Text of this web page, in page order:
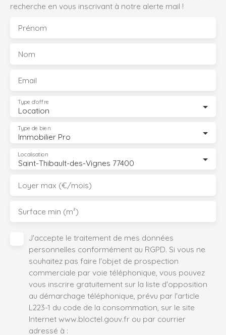
recherche en vous inscrivant à notre alerte mail !
Prénom
Nom
Email
Location
Type d'offre
Immobilier Pro
Type de bien
Saint-Thibault-des-Vignes 77400
Localisation
Loyer max (€/mois)
Surface min (m²)
J'accepte le traitement de mes données
personnelles conformément au RGPD. Si vous ne
souhaitez pas faire l'objet de prospection
commerciale par voie téléphonique, vous pouvez
vous inscrire gratuitement sur la liste d'opposition
au démarchage téléphonique, prévu par l'article
L223-1 du code de la consommation, sur le site
Internet www.bloctel.gouv.fr ou par courrier
adressé à :